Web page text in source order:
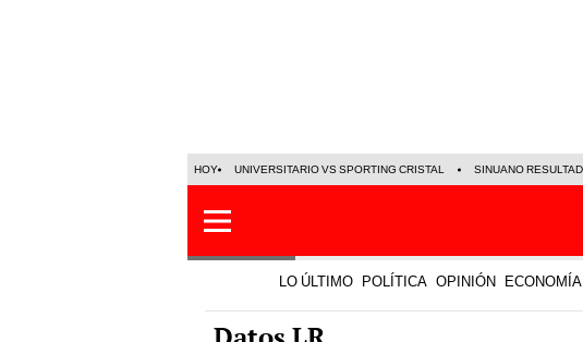
LO ÚLTIMO POLÍTICA OPINIÓN ECONOMÍA
Datos LR